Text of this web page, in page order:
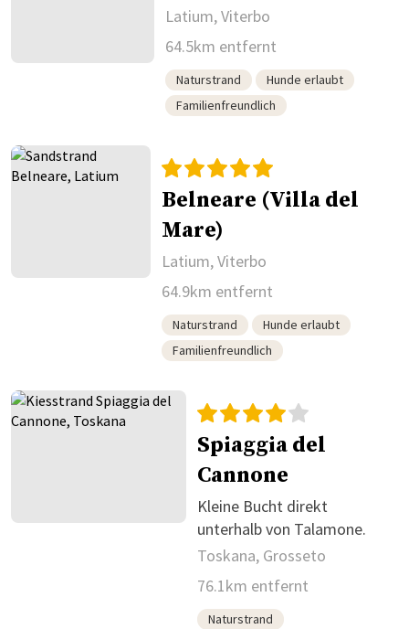
Latium, Viterbo
64.5km entfernt
Naturstrand
Hunde erlaubt
Familienfreundlich
Belneare (Villa del
Mare)
Latium, Viterbo
64.9km entfernt
Naturstrand
Hunde erlaubt
Familienfreundlich
Spiaggia del
Cannone
Kleine Bucht direkt
unterhalb von Talamone.
Toskana, Grosseto
76.1km entfernt
Naturstrand